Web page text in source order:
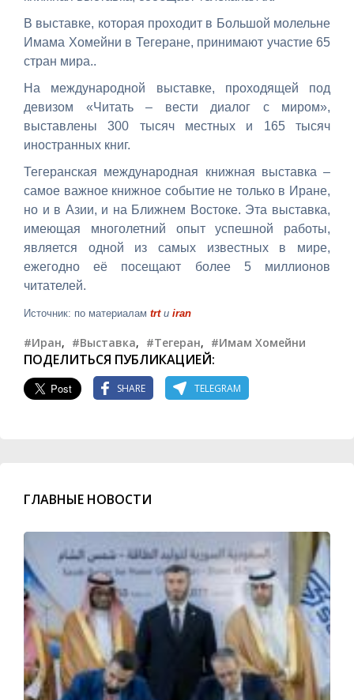
В выставке, которая проходит в Большой молельне
Имама Хомейни в Тегеране, принимают участие 65
стран мира..
На международной выставке, проходящей под
девизом «Читать – вести диалог с миром»,
выставлены 300 тысяч местных и 165 тысяч
иностранных книг.
Тегеранская международная книжная выставка –
самое важное книжное событие не только в Иране,
но и в Азии, и на Ближнем Востоке. Эта выставка,
имеющая многолетний опыт успешной работы,
является одной из самых известных в мире,
ежегодно её посещают более 5 миллионов
читателей.
Источник: по материалам trtи iran
#Иран, #Выставка, #Тегеран, #Имам Хомейни
ПОДЕЛИТЬСЯ ПУБЛИКАЦИЕЙ:
SHARE TELEGRAM
ГЛАВНЫЕ НОВОСТИ